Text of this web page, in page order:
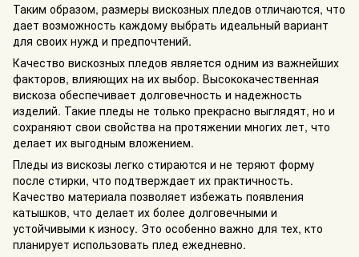
Таким образом, размеры вискозных пледов отличаются, что
дает возможность каждому выбрать идеальный вариант
для своих нужд и предпочтений.
Качество вискозных пледов является одним из важнейших
факторов, влияющих на их выбор. Высококачественная
вискоза обеспечивает долговечность и надежность
изделий. Такие пледы не только прекрасно выглядят, но и
сохраняют свои свойства на протяжении многих лет, что
делает их выгодным вложением.
Пледы из вискозы легко стираются и не теряют форму
после стирки, что подтверждает их практичность.
Качество материала позволяет избежать появления
катышков, что делает их более долговечными и
устойчивыми к износу. Это особенно важно для тех, кто
планирует использовать плед ежедневно.